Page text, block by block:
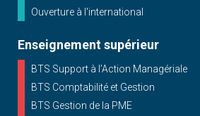
Ouverture à l'international
Enseignement supérieur
BTS Support à l’Action Managériale
BTS Comptabilité et Gestion
BTS Gestion de la PME